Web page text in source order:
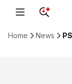
Home News